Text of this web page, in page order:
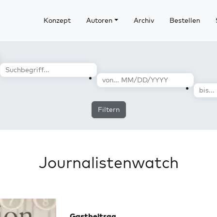
Konzept Autoren Archiv Bestellen
Filtern
Journalistenwatch